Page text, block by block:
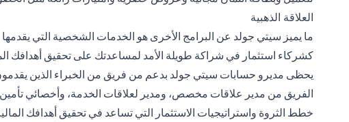
العلاقة الذهبية
ما يميز سيتي جولد عن البرامج الأخرى هو الخدمات الشخصية التي
كشركاء استثمار في شراكة طويلة الأمد لمساعدتك على تحقيق أهدافك
يحظى مديرو حسابات سيتي جولد بدعم من فريق من الخبراء الذين
الفريق من مدير علاقات مخصص، ومدير لعلاقات الخدمة، وأخصائي
خطط الثروة واستراتيجيات الاستثمار التي تساعد في تحقيق أهدافك